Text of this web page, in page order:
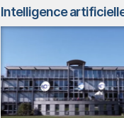
Intelligence